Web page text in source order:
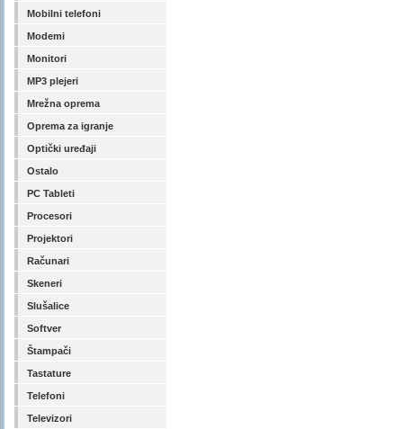
Mobilni telefoni
Modemi
Monitori
MP3 plejeri
Mrežna oprema
Oprema za igranje
Optički uređaji
Ostalo
PC Tableti
Procesori
Projektori
Računari
Skeneri
Slušalice
Softver
Štampači
Tastature
Telefoni
Televizori